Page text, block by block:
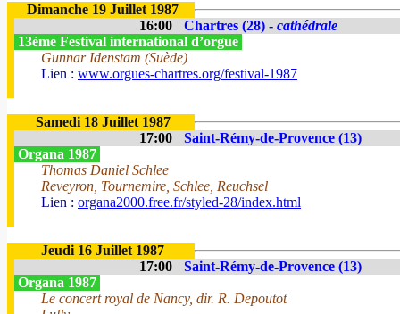
Dimanche 19 Juillet 1987
16:00
Chartres (28) - cathédrale
13ème Festival international d’orgue
Gunnar Idenstam (Suède)
Lien : www.orgues-chartres.org/festival-1987
Samedi 18 Juillet 1987
17:00
Saint-Rémy-de-Provence (13)
Organa 1987
Thomas Daniel Schlee
Reveyron, Tournemire, Schlee, Reuchsel
Lien : organa2000.free.fr/styled-28/index.html
Jeudi 16 Juillet 1987
17:00
Saint-Rémy-de-Provence (13)
Organa 1987
Le concert royal de Nancy, dir. R. Depoutot